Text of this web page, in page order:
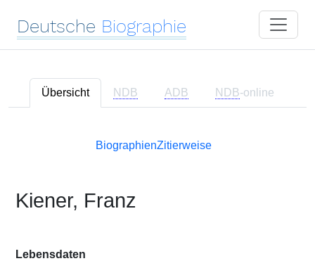
Deutsche Biographie
Übersicht NDB ADB NDB-online
BiographienZitierweise
Kiener, Franz
Lebensdaten